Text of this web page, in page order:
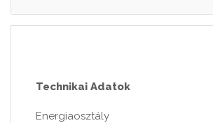
Technikai Adatok
Energiaosztály